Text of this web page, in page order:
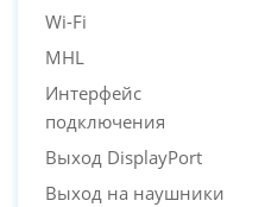
Wi-Fi
MHL
Интерфейс
подключения
Выход DisplayPort
Выход на наушники